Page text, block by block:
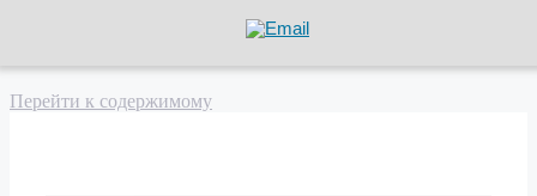
Перейти к содержимому